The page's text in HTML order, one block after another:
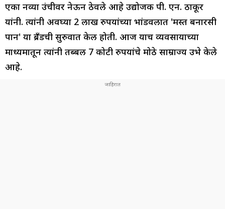
एका नव्या उंचीवर नेऊन ठेवले आहे उद्योजक पी. एन. ठाकूर
यांनी. त्यांनी अवघ्या 2 लाख रुपयांच्या भांडवलात 'मस्त बनारसी
पान' या ब्रँडची सुरुवात केली होती. आज याच व्यवसायाच्या
माध्यमातून त्यांनी तब्बल 7 कोटी रुपयांचे मोठे साम्राज्य उभे केले
आहे.